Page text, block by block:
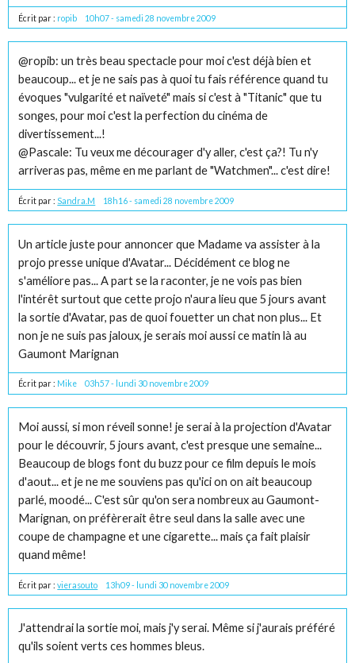
Écrit par : ropib 10h07- samedi 28 novembre 2009
@ropib: un très beau spectacle pour moi c'est déjà bien et
beaucoup... et je ne sais pas à quoi tu fais référence quand tu
évoques "vulgarité et naïveté" mais si c'est à "Titanic" que tu
songes, pour moi c'est la perfection du cinéma de
divertissement...!
@Pascale: Tu veux me décourager d'y aller, c'est ça?! Tu n'y
arriveras pas, même en me parlant de "Watchmen"... c'est dire!
Écrit par : Sandra.M 18h16- samedi 28 novembre 2009
Un article juste pour annoncer que Madame va assister à la
projo presse unique d'Avatar... Décidément ce blog ne
s'améliore pas... A part se la raconter, je ne vois pas bien
l'intérêt surtout que cette projo n'aura lieu que 5 jours avant
la sortie d'Avatar, pas de quoi fouetter un chat non plus... Et
non je ne suis pas jaloux, je serais moi aussi ce matin là au
Gaumont Marignan
Écrit par : Mike 03h57- lundi 30 novembre 2009
Moi aussi, si mon réveil sonne! je serai à la projection d'Avatar
pour le découvrir, 5 jours avant, c'est presque une semaine...
Beaucoup de blogs font du buzz pour ce film depuis le mois
d'aout... et je ne me souviens pas qu'ici on on ait beaucoup
parlé, moodé... C'est sûr qu'on sera nombreux au Gaumont-
Marignan, on préfèrerait être seul dans la salle avec une
coupe de champagne et une cigarette... mais ça fait plaisir
quand même!
Écrit par :vierasouto 13h09- lundi 30 novembre 2009
J'attendrai la sortie moi, mais j'y serai. Même si j'aurais préféré
qu'ils soient verts ces hommes bleus.